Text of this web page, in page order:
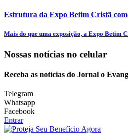
Estrutura da Expo Betim Cristã
Mais do que uma exposição, a Expo Betim
Nossas notícias no celular
Receba as notícias do Jornal o
Telegram
Whatsapp
Facebook
Entrar